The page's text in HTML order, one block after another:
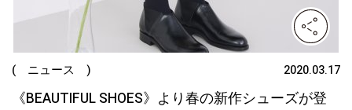
( ニュース ) 2020.03.17
《BEAUTIFUL SHOES》より春の新作シューズが登